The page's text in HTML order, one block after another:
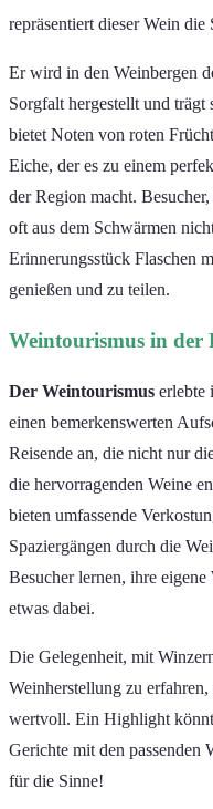
repräsentiert dieser Wein die
Er wird in den Weinbergen
Sorgfalt hergestellt und
bietet Noten von roten
Eiche, der es zu einem
der Region macht.
oft aus dem Schwärmen
Erinnerungsstück Flaschen
genießen und zu teilen.
Weintourismus in der
Der Weintourismus erlebte
einen bemerkenswerten
Reisende an, die nicht nur
die hervorragenden Weine
bieten umfassende
Spaziergängen durch die
Besucher lernen, ihre
etwas dabei.
Die Gelegenheit, mit
Weinherstellung zu
wertvoll. Ein Highlight
Gerichte mit den passenden
für die Sinne!